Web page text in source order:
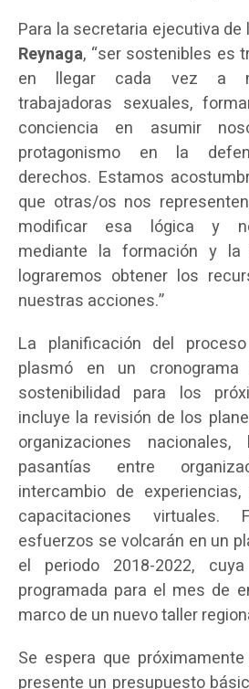
Para la secretaria ejecutiva de
Reynaga, “ser sostenibles es
en llegar cada vez a
trabajadoras sexuales,
conciencia en asumir
protagonismo en la
derechos. Estamos
que otras/os nos
modificar esa lógica y
mediante la formación y la
lograremos obtener los
nuestras acciones.”
La planificación del
plasmó en un
sostenibilidad para los
incluye la revisión de los
organizaciones
pasantías entre
intercambio de
capacitaciones virtuales.
esfuerzos se volcarán en un
el periodo 2018-2022,
programada para el mes de
marco de un nuevo taller
Se espera que
presente un presupuesto